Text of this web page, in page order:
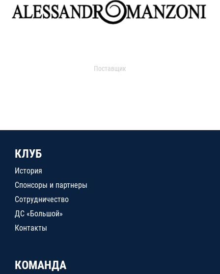
Поставщик
КЛУБ
История
Спонсоры и партнеры
Сотрудничество
ДС «Большой»
Контакты
КОМАНДА